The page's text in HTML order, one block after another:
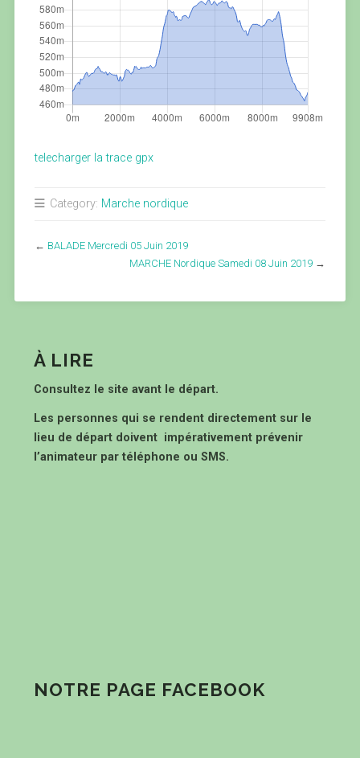
telecharger la trace gpx
Category: Marche nordique
← BALADE Mercredi 05 Juin 2019
MARCHE Nordique Samedi 08 Juin 2019 →
À LIRE
Consultez le site avant le départ.
Les personnes qui se rendent directement sur le
lieu de départ doivent impérativement prévenir
l’animateur par téléphone ou SMS.
NOTRE PAGE FACEBOOK